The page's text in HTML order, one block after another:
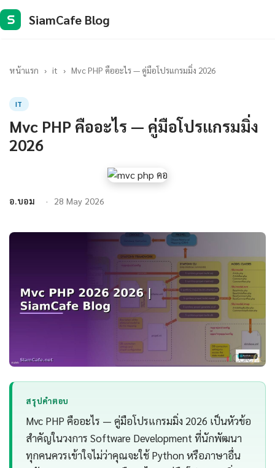
S SiamCafe Blog
หน้าแรก › it › Mvc PHP คืออะไร — คู่มือโปรแกรมมิ่ง 2026
IT
Mvc PHP คืออะไร — คู่มือโปรแกรมมิ่ง
2026
อ.บอม 28 May 2026
สรุปคำตอบ
Mvc PHP คืออะไร — คู่มือโปรแกรมมิ่ง 2026 เป็นหัวข้อ
สำคัญในวงการ Software Development ที่นักพัฒนา
ทุกคนควรเข้าใจไม่ว่าคุณจะใช้ Python หรือภาษาอื่น